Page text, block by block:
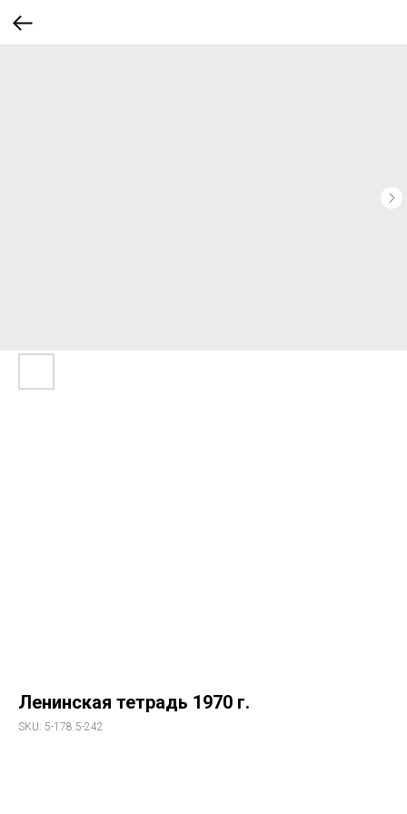
Ленинская тетрадь 1970 г.
SKU: 5-178.5-242